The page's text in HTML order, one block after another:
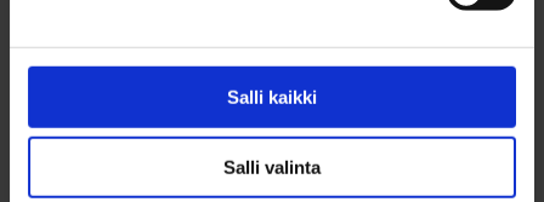
Salli kaikki
Salli valinta